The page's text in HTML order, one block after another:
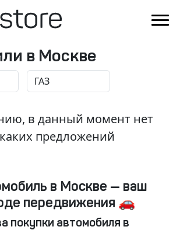
в Москве
в данный момент нет
предложений
в Москве — ваш
передвижения 🚗
покупки автомобиля в